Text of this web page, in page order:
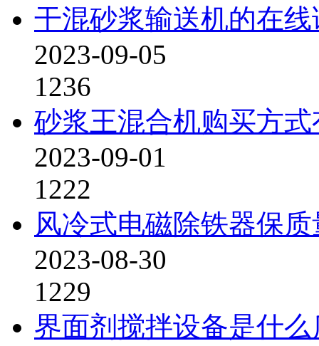
干混砂浆输送机的在线
2023-09-05
1236
砂浆王混合机购买方
2023-09-01
1222
风冷式电磁除铁器保
2023-08-30
1229
界面剂搅拌设备是什